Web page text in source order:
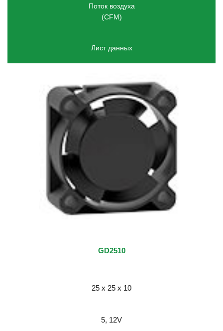
Поток воздуха
(CFM)
Лист данных
GD2510
25 x 25 x 10
5, 12V